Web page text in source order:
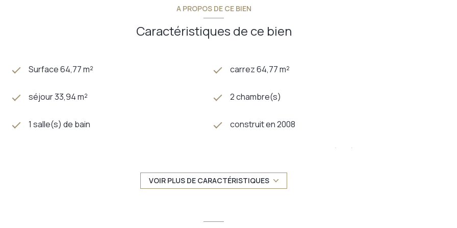
A PROPOS DE CE BIEN
Caractéristiques de ce bien
Surface 64,77 m² carrez 64,77 m²
séjour 33,94 m² 2 chambre(s)
1 salle(s) de bain construit en 2008
TRAD_DETAIL_INFOS_GLOBAL_DEFAULT_CUISINE_FORMATED_AMENAGEE_EQUIPEE
Chauffage individuel : autre (gaz)
1 niveau(x)
VOIR PLUS DE CARACTÉRISTIQUES